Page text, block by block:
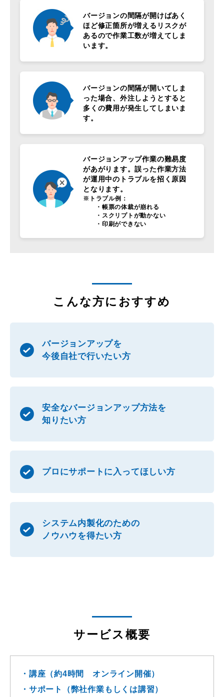
バージョンの間隔が開けばあく
ほど修正箇所が増えるリスクが
あるので作業工数が増えてしま
います。
バージョンの間隔が開いてしま
った場合、外注しようとすると
多くの費用が発生してしまいま
す。
バージョンアップ作業の難易度
があがります。誤った作業方法
が運用中のトラブルを招く原因
となります。
※トラブル例：
・帳票の体裁が崩れる
・スクリプトが動かない
・印刷ができない
こんな方におすすめ
バージョンアップを
今後自社で行いたい方
安全なバージョンアップ方法を
知りたい方
プロにサポートに入ってほしい方
システム内製化のための
ノウハウを得たい方
サービス概要
・講座（約4時間 オンライン開催）
・サポート（弊社作業もしくは講習）